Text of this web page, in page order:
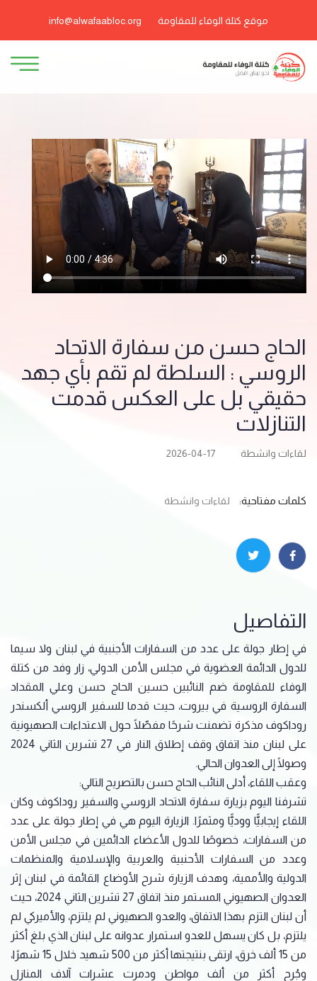
موقع كتلة الوفاء للمقاومة info@alwafaabloc.org
الحاج حسن من سفارة الاتحاد
الروسي : السلطة لم تقم بأي جهد
حقيقي بل على العكس قدمت
التنازلات
لقاءات وانشطة 2026-04-17
كلمات مفتاحية: لقاءات وانشطة
التفاصيل
في إطار جولة على عدد من السفارات الأجنبية في لبنان ولا سيما
للدول الدائمة العضوية في مجلس الأمن الدولي، زار وفد من كتلة
الوفاء للمقاومة ضم النائبين حسين الحاج حسن وعلي المقداد
السفارة الروسية في بيروت، حيث قدما للسفير الروسي ألكسندر
روداكوف مذكرة تضمنت شرحًا مفصّلًا حول الاعتداءات الصهيونية
على لبنان منذ اتفاق وقف إطلاق النار في 27 تشرين الثاني 2024
وصولًا إلى العدوان الحالي.
وعقب اللقاء، أدلى النائب الحاج حسن بالتصريح التالي:
تشرفنا اليوم بزيارة سفارة الاتحاد الروسي والسفير روداكوف وكان
اللقاء إيجابيًّا ووديًّا ومثمرًا. الزيارة اليوم هي في إطار جولة على عدد
من السفارات، خصوصًا للدول الأعضاء الدائمين في مجلس الأمن
وعدد من السفارات الأحنبية والعربية والإسلامية والمنظمات
الدولية والأممية، وهدف الزيارة شرح الأوضاع القائمة في لبنان إثر
العدوان الصهيوني المستمر منذ اتفاق 27 تشرين الثاني 2024، حيث
أن لبنان التزم بهذا الاتفاق، والعدو الصهيوني لم يلتزم، والأميركي لم
يلتزم، بل كان يسهل للعدو استمرار عدوانه على لبنان الذي بلغ أكثر
من 15 ألف خرق، ارتقى بنتيجتها أكثر من 500 شهيد خلال 15 شهرًا،
وجُرح أكثر من ألف مواطن ودمرت عشرات آلاف المنازل